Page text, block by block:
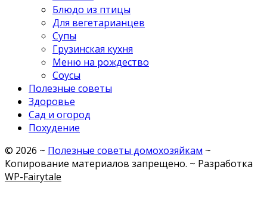
Блюдо из птицы
Для вегетарианцев
Супы
Грузинская кухня
Меню на рождество
Соусы
Полезные советы
Здоровье
Сад и огород
Похудение
© 2026 ~ Полезные советы домохозяйкам ~
Копирование материалов запрещено. ~ Разработка
WP-Fairytale